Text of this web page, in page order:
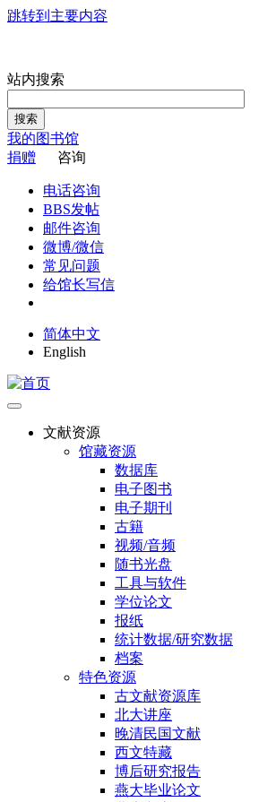
跳转到主要内容
站内搜索
搜索
我的图书馆
捐赠
咨询
电话咨询
BBS发帖
邮件咨询
微博/微信
常见问题
给馆长写信
简体中文
English
文献资源
馆藏资源
数据库
电子图书
电子期刊
古籍
视频/音频
随书光盘
工具与软件
学位论文
报纸
统计数据/研究数据
档案
特色资源
古文献资源库
北大讲座
晚清民国文献
西文特藏
博后研究报告
燕大毕业论文